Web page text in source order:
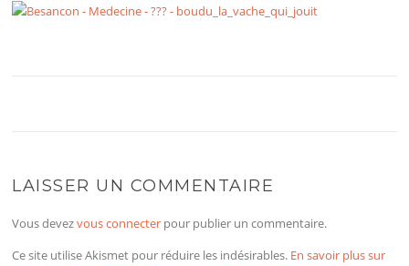
LAISSER UN COMMENTAIRE
Vous devezvous connecter pour publier un commentaire.
Ce site utilise Akismet pour réduire les indésirables. En savoir plus sur